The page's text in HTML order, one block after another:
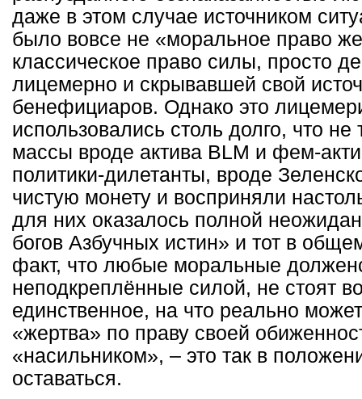
даже в этом случае источником
было вовсе не «моральное право
классическое право силы, просто
лицемерно и скрывавшей свой
бенефициаров. Однако это
использовались столь долго, что
массы вроде актива BLM и фем-
политики-дилетанты, вроде
чистую монету и восприняли
для них оказалось полной
богов Азбучных истин» и тот в
факт, что любые моральные
неподкреплённые силой, не стоят
единственное, на что реально
«жертва» по праву своей
«насильником», – это так в
оставаться.